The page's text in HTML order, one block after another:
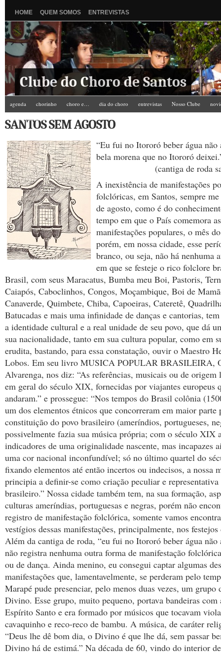
HOME QUEM SOMOS ENTREVISTAS
Clube do Choro de Santos
agenda chorinho choro e… dia do choro entrevistas Nosso Clube
Zé do Camarim
SANTOS SEM AGOSTO
“Eu fui no Itororó beber água não
bela morena que no Itororó
(cantiga de roda
A inexistência de manifestações
folclóricas, em Santos, sempre
de agosto, como é do
tempo em que o País comemora
manifestações populares, o mês
porém, em nossa cidade, esse
branco, ou seja, não há nenhuma
em que se festeje o rico folclore
Brasil, com seus Maracatus, Bumba meu Boi, Pastoris,
Caiapós, Caboclinhos, Congos, Moçambique, Boi de
Canaverde, Quimbete, Chiba, Capoeiras, Cateretê,
Batucadas e mais uma infinidade de danças e cantorias,
a identidade cultural e a real unidade de seu povo, que dá
sua nacionalidade, tanto em sua cultura popular, como em
erudita, bastando, para essa constatação, ouvir o Maestro
Lobos. Em seu livro MUSICA POPULAR BRASILEIRA,
Alvarenga, nos diz: “As referências, musicais ou de origem
em geral do século XIX, fornecidas por viajantes europeus
andaram.” e prossegue: “Nos tempos do Brasil colônia
um dos elementos étnicos que concorreram em maior parte
constituição do povo brasileiro (ameríndios, portugueses,
possivelmente fazia sua música própria; com o século XIX
indicadores de uma originalidade nascente, mas incapazes
uma cor nacional inconfundível; só no último quartel do
fixando elementos até então incertos ou indecisos, a nossa
principia a definir-se como criação peculiar e representativa
brasileiro.” Nossa cidade também tem, na sua formação,
culturas ameríndias, portuguesas e negras, porém não
registro de manifestação folclórica, somente vamos
vestígios dessas manifestações, principalmente, nos festejos
Além da cantiga de roda, “eu fui no Itororó beber água não
não registra nenhuma outra forma de manifestação
ou de dança. Ainda menino, eu consegui captar algumas
manifestações que, lamentavelmente, se perderam pelo
Marapé pude presenciar, pelo menos duas vezes, um grupo
Divino. Esse grupo, muito pequeno, portava bandeiras com
Espírito Santo e era formado por músicos que tocavam
cavaquinho e reco-reco de bambu. A música, de caráter
“Deus lhe dê bom dia, o Divino é que lhe dá, sem passar
Divino há de estimá.” Na década de 60, vindo do interior